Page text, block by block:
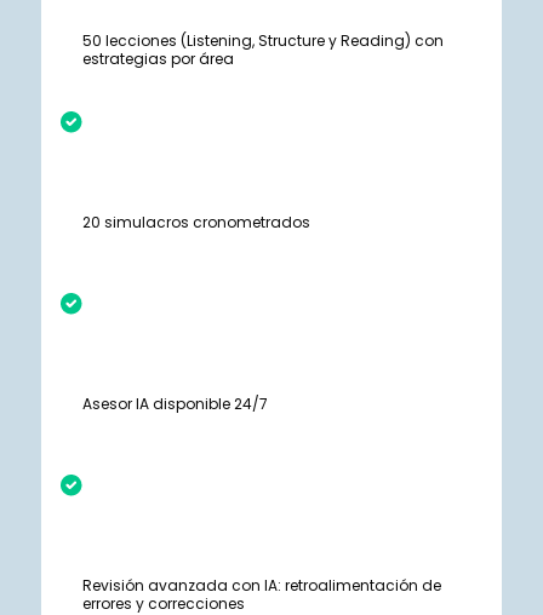
50 lecciones (Listening, Structure y Reading) con
estrategias por área
20 simulacros cronometrados
Asesor IA disponible 24/7
Revisión avanzada con IA: retroalimentación de
errores y correcciones